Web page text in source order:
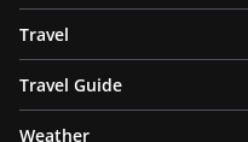
Travel
Travel Guide
Weather